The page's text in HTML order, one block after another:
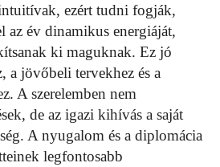
ezért tudni fogják,
az év dinamikus energiáját,
ki maguknak. Ez jó
a jövőbeli tervekhez és a
A szerelemben nem
de az igazi kihívás a saját
A nyugalom és a diplomácia
legfontosabb